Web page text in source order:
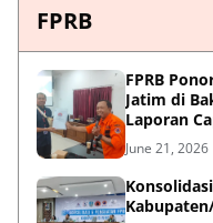
FPRB
FPRB
Jatim di
Laporan
Sinergi
June 21, 2026